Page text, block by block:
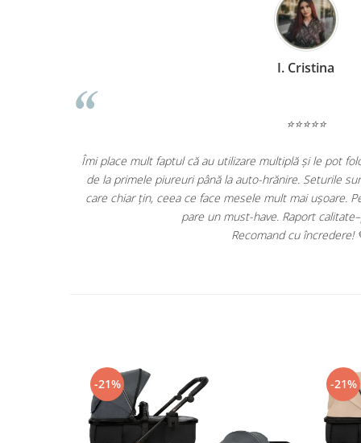
etapă a diversificării –
durabile și au ventuze
diversificării mi se
De 1 an jumate folosim caruciorul
am luat cu noi peste tot, incape
probleme. Recomand
-21% -21%